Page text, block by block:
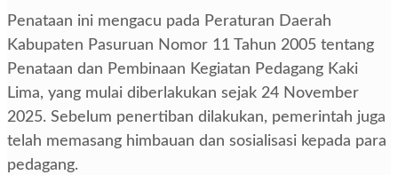
Penataan ini mengacu pada Peraturan Daerah
Kabupaten Pasuruan Nomor 11 Tahun 2005 tentang
Penataan dan Pembinaan Kegiatan Pedagang Kaki
Lima, yang mulai diberlakukan sejak 24 November
2025. Sebelum penertiban dilakukan, pemerintah juga
telah memasang himbauan dan sosialisasi kepada para
pedagang.